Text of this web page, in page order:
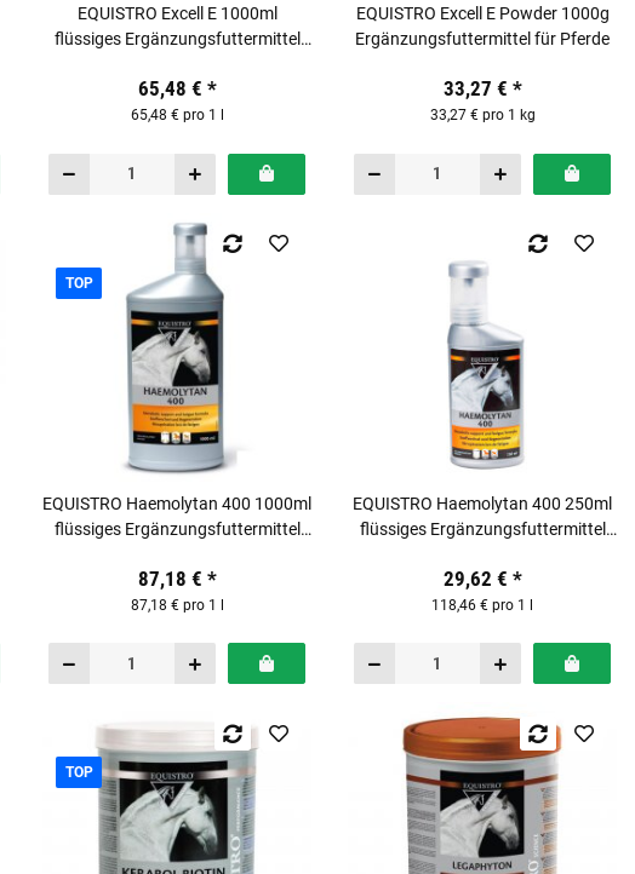
EQUISTRO Excell E 1000ml
flüssiges Ergänzungsfuttermittel
65,48 € *
65,48 € pro 1 l
EQUISTRO Excell E Powder 1000g
Ergänzungsfuttermittel für Pferde
33,27 € *
33,27 € pro 1 kg
TOP
EQUISTRO Haemolytan 400 1000ml
flüssiges Ergänzungsfuttermittel
87,18 € *
87,18 € pro 1 l
EQUISTRO Haemolytan 400 250ml
flüssiges Ergänzungsfuttermittel
29,62 € *
118,46 € pro 1 l
TOP